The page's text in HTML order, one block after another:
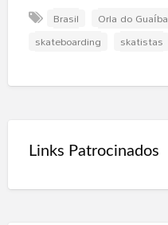
Brasil
Orla do Guaíba
skateboarding
skatistas
Links Patrocinados